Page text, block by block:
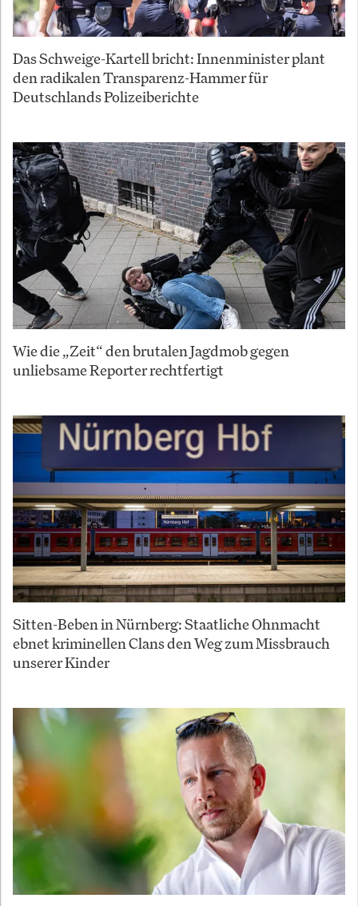
Das Schweige-Kartell bricht: Innenminister plant
den radikalen Transparenz-Hammer für
Deutschlands Polizeiberichte
Wie die „Zeit“ den brutalen Jagdmob gegen
unliebsame Reporter rechtfertigt
Sitten-Beben in Nürnberg: Staatliche Ohnmacht
ebnet kriminellen Clans den Weg zum Missbrauch
unserer Kinder